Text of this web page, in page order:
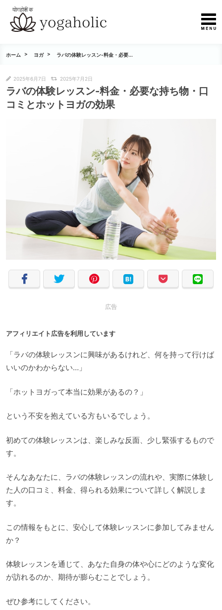
ホーム ヨガ ラバの体験レッスン-料金・必要...
2025年6月7日 2025年7月2日
ラバの体験レッスン-料金・必要な持ち物・口
コミとホットヨガの効果
広告
アフィリエイト広告を利用しています
「ラバの体験レッスンに興味があるけれど、何を持って行けば
いいのかわからない…」
「ホットヨガって本当に効果があるの？」
という不安を抱えている方もいるでしょう。
初めての体験レッスンは、楽しみな反面、少し緊張するもので
す。
そんなあなたに、ラバの体験レッスンの流れや、実際に体験し
た人の口コミ、料金、得られる効果について詳しく解説しま
す。
この情報をもとに、安心して体験レッスンに参加してみません
か？
体験レッスンを通じて、あなた自身の体や心にどのような変化
が訪れるのか、期待が膨らむことでしょう。
ぜひ参考にしてください。